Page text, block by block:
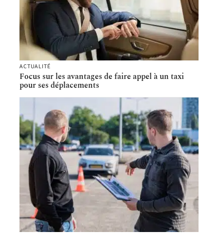
ACTUALITÉ
Focus sur les avantages de faire appel à un taxi
pour ses déplacements